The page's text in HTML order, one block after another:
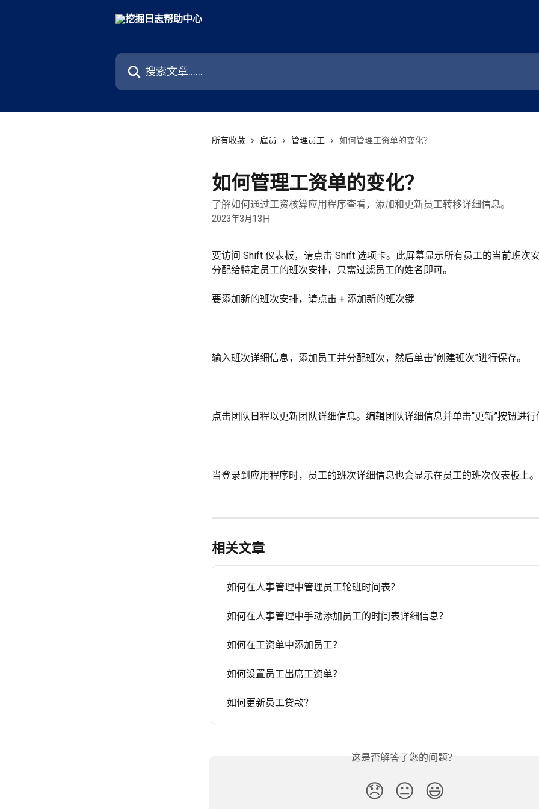
搜索文章……
所有收藏 雇员 管理员工 如何管理工资单的变化？
如何管理工资单的变化？
了解如何通过工资核算应用程序查看，添加和更新员工转移详细信息。
2023年3月13日
要访问 Shift 仪表板，请点击 Shift 选项卡。此屏幕显示所有员工的当前班次
分配给特定员工的班次安排，只需过滤员工的姓名即可。
要添加新的班次安排，请点击 + 添加新的班次键
输入班次详细信息，添加员工并分配班次，然后单击“创建班次”进行保存。
点击团队日程以更新团队详细信息。编辑团队详细信息并单击“更新”按钮进行
当登录到应用程序时，员工的班次详细信息也会显示在员工的班次仪表板上。
相关文章
如何在人事管理中管理员工轮班时间表？
如何在人事管理中手动添加员工的时间表详细信息？
如何在工资单中添加员工？
如何设置员工出席工资单？
如何更新员工贷款？
这是否解答了您的问题？
😞 😐 😃